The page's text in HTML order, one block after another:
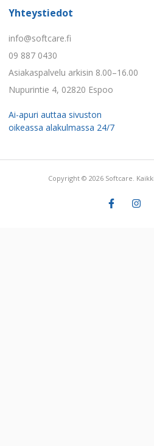
Yhteystiedot
info@softcare.fi
09 887 0430
Asiakaspalvelu arkisin 8.00–16.00
Nupurintie 4, 02820 Espoo
Ai-apuri auttaa sivuston
oikeassa alakulmassa 24/7
Copyright © 2026 Softcare.